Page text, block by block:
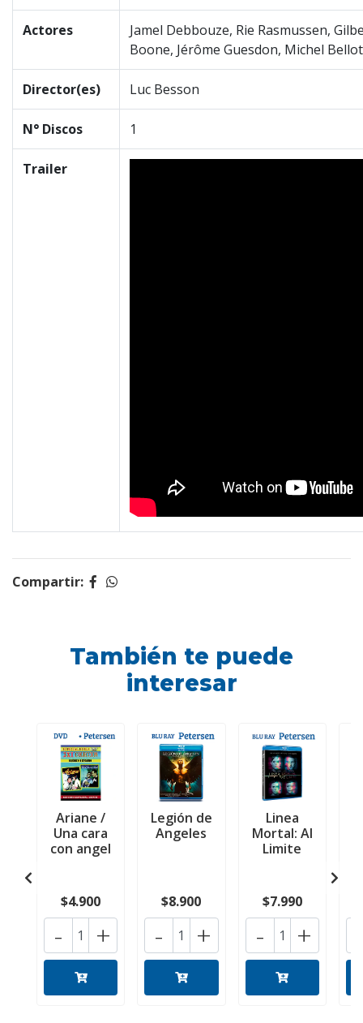
Actores
Jamel Debbouze, Rie Rasmussen,
Boone, Jérôme Guesdon, Michel
Director(es) Luc Besson
N° Discos 1
Trailer
Compartir:
También te puede
interesar
Ariane /
Una cara
con angel
$4.900
+
-
Legión de
Angeles
$8.900
+
-
Linea
Mortal: Al
Limite
$7.990
+
-